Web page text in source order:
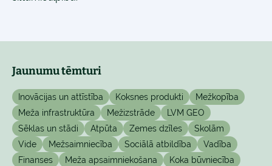
Jaunumu tēmturi
Inovācijas un attīstība Koksnes produkti
Mežkopība
Meža infrastruktūra
Mežizstrāde
LVM GEO
Sēklas un stādi
Atpūta Zemes dzīles
Skolām
Vide
Mežsaimniecība Sociālā atbildība
Vadība
Finanses
Meža apsaimniekošana
Koka būvniecība